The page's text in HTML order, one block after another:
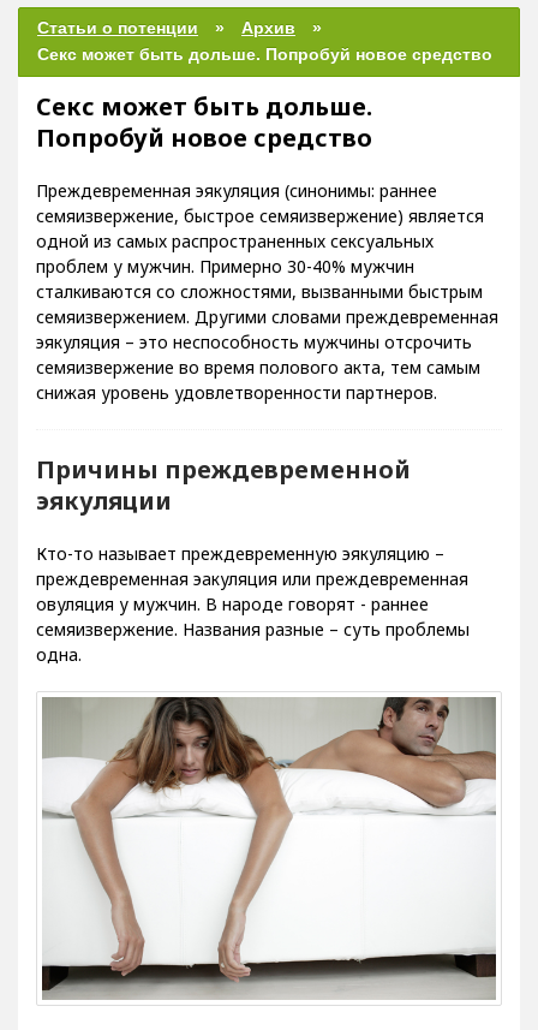
Статьи о потенции
Архив
Секс может быть дольше. Попробуй новое средство
Секс может быть дольше.
Попробуй новое средство
Преждевременная эякуляция (синонимы: раннее
семяизвержение, быстрое семяизвержение) является
одной из самых распространенных сексуальных
проблем у мужчин. Примерно 30-40% мужчин
сталкиваются со сложностями, вызванными быстрым
семяизвержением. Другими словами преждевременная
эякуляция – это неспособность мужчины отсрочить
семяизвержение во время полового акта, тем самым
снижая уровень удовлетворенности партнеров.
Причины преждевременной
эякуляции
Кто-то называет преждевременную эякуляцию –
преждевременная эакуляция или преждевременная
овуляция у мужчин. В народе говорят - раннее
семяизвержение. Названия разные – суть проблемы
одна.